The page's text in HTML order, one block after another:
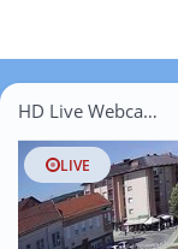
HD Live Webcams Bankovci
LIVE